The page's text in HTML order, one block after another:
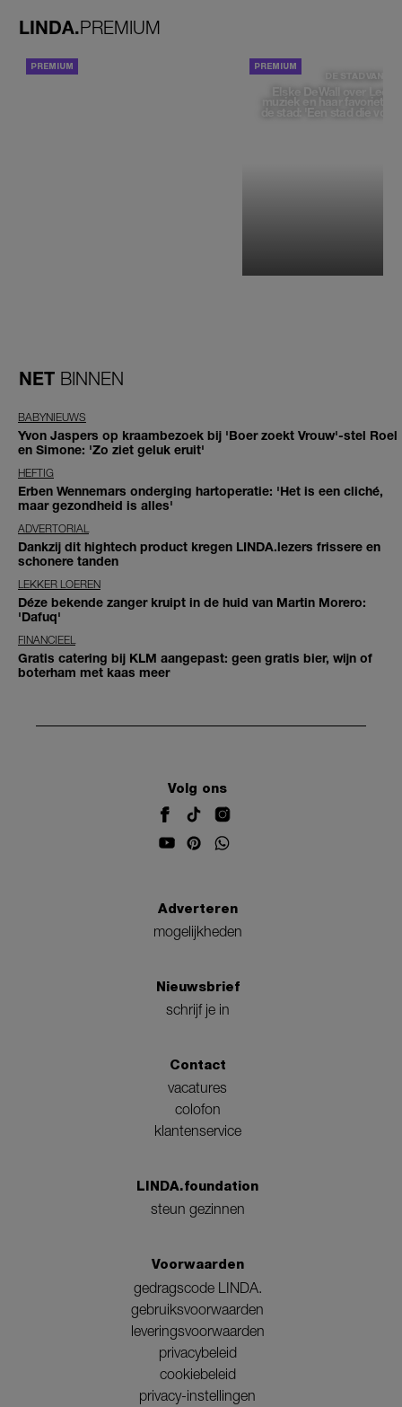
LINDA.PREMIUM
DE STAD VAN
Elske DeWall over
muziek en haar favoriete
de stad: 'Een stad die
NET BINNEN
BABYNIEUWS
Yvon Jaspers op kraambezoek bij 'Boer zoekt Vrouw'-stel Roel
en Simone: 'Zo ziet geluk eruit'
HEFTIG
Erben Wennemars onderging hartoperatie: 'Het is een cliché,
maar gezondheid is alles'
ADVERTORIAL
Dankzij dit hightech product kregen LINDA.lezers frissere en
schonere tanden
LEKKER LOEREN
Déze bekende zanger kruipt in de huid van Martin Morero:
'Dafuq'
FINANCIEEL
Gratis catering bij KLM aangepast: geen gratis bier, wijn of
boterham met kaas meer
Volg ons
Adverteren
mogelijkheden
Nieuwsbrief
schrijf je in
Contact
vacatures
colofon
klantenservice
LINDA.foundation
steun gezinnen
Voorwaarden
gedragscode LINDA.
gebruiksvoorwaarden
leveringsvoorwaarden
privacybeleid
cookiebeleid
privacy-instellingen